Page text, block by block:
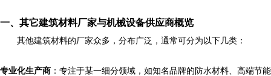
一、其它建筑材料厂家与机械设备供应商概览
其他建筑材料的厂家众多，分布广泛，通常可分为以下几类：
专业化生产商 ：专注于某一细分领域，如知名品牌的防水材料、高端节能